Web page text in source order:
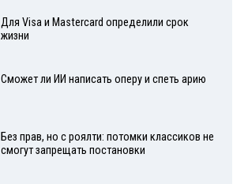
Для Visа и Mastercard определили срок
жизни
Сможет ли ИИ написать оперу и спеть арию
Без прав, но с роялти: потомки классиков не
смогут запрещать постановки